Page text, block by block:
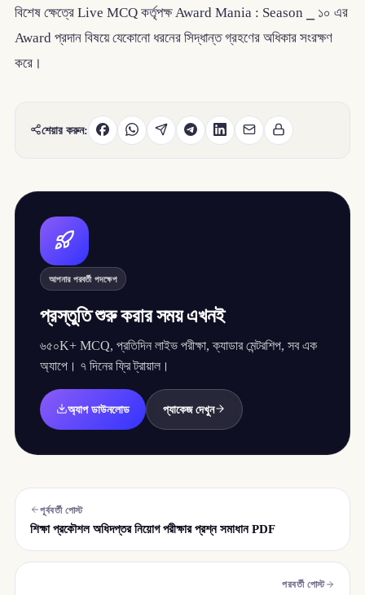
বিশেষ ক্ষেত্রে Live MCQ কর্তৃপক্ষ Award Mania : Season ⎯ ১০ এর
Award প্রদান বিষয়ে যেকোনো ধরনের সিদ্ধান্ত গ্রহণের অধিকার সংরক্ষণ
করে।
শেয়ার করুন:
আপনার পরবর্তী পদক্ষেপ
প্রস্তুতি শুরু করার সময় এখনই
৬৫০K+ MCQ, প্রতিদিন লাইভ পরীক্ষা, ক্যাডার মেন্টরশিপ, সব এক
অ্যাপে। ৭ দিনের ফ্রি ট্রায়াল।
অ্যাপ ডাউনলোড প্যাকেজ দেখুন
পূর্ববর্তী পোস্ট
শিক্ষা প্রকৌশল অধিদপ্তর নিয়োগ পরীক্ষার প্রশ্ন সমাধান PDF
পরবর্তী পোস্ট